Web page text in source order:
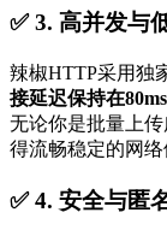
✅ 3. 高并发与
辣椒HTTP采用独
接延迟保持在
无论你是批量上
得流畅稳定的网络
✅ 4. 安全与匿